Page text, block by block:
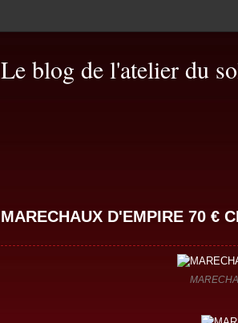
Le blog de l'atelier du
MARECHAUX D'EMPIRE 70 €